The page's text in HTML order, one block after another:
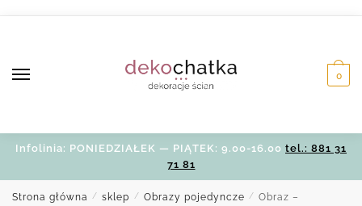
0
Infolinia: PONIEDZIAŁEK — PIĄTEK: 9.00-16.00 tel.: 881 31
71 81
Strona główna / sklep / Obrazy pojedyncze / Obraz –